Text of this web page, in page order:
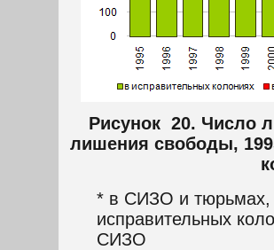
Рисунок 20. Число
лишения свободы,
* в СИЗО и тюрьмах,
исправительных
СИЗО